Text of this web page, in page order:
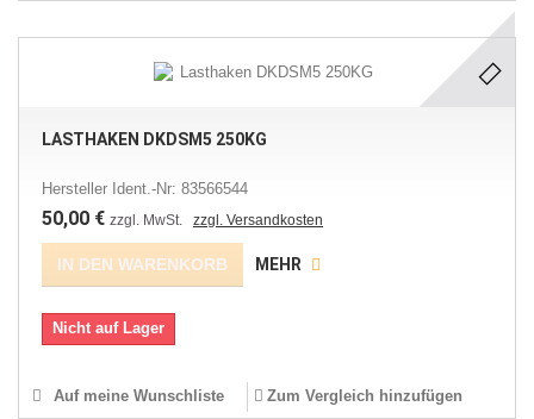
LASTHAKEN DKDSM5 250KG
Hersteller Ident.-Nr: 83566544
50,00 € zzgl. MwSt. zzgl. Versandkosten
IN DEN WARENKORB MEHR
Nicht auf Lager
Auf meine Wunschliste Zum Vergleich hinzufügen